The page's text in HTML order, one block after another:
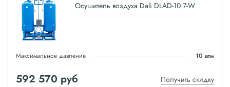
Осушитель воздуха Dali DLAD-10.7-W
Максимальное давление 10 атм
592 570 руб Получить скидку